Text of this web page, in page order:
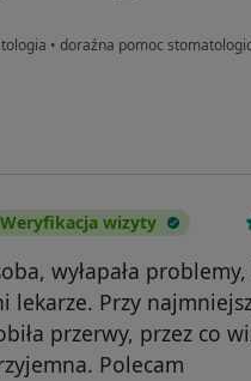
• doraźna pomoc
Weryfikacja wizyty
wyłapała
lekarze. Przy
przerwy, przez co
Polecam